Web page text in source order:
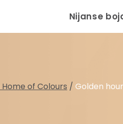
Nijanse
of Colours / Golden